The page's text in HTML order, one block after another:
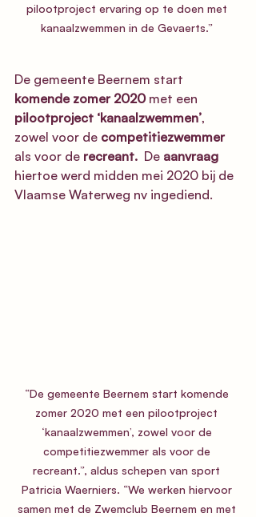
pilootproject ervaring op te doen met
kanaalzwemmen in de Gevaerts.”
De gemeente Beernem start
komende zomer 2020 met een
pilootproject ‘kanaalzwemmen’,
zowel voor de competitiezwemmer
als voor de recreant.
  De
aanvraag
hiertoe werd midden mei 2020 bij de
Vlaamse Waterweg nv ingediend.
“De gemeente Beernem start komende
zomer 2020 met een pilootproject
‘kanaalzwemmen’, zowel voor de
competitiezwemmer als voor de
recreant.”, aldus schepen van sport
Patricia Waerniers. “We werken hiervoor
samen met de Zwemclub Beernem en met